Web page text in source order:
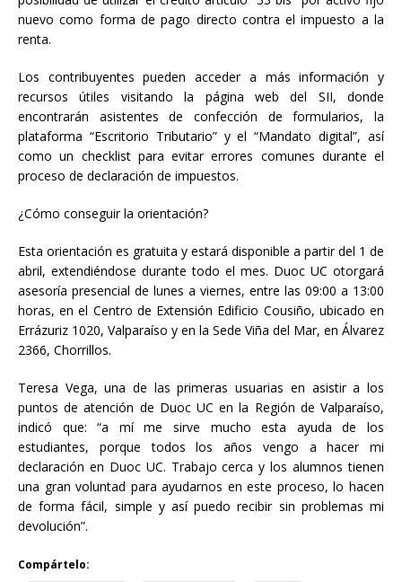
nuevo como forma de pago directo contra el impuesto a la
renta.
Los contribuyentes pueden acceder a más información y
recursos útiles visitando la página web del SII, donde
encontrarán asistentes de confección de formularios, la
plataforma “Escritorio Tributario” y el “Mandato digital”, así
como un checklist para evitar errores comunes durante el
proceso de declaración de impuestos.
¿Cómo conseguir la orientación?
Esta orientación es gratuita y estará disponible a partir del 1 de
abril, extendiéndose durante todo el mes. Duoc UC otorgará
asesoría presencial de lunes a viernes, entre las 09:00 a 13:00
horas, en el Centro de Extensión Edificio Cousiño, ubicado en
Errázuriz 1020, Valparaíso y en la Sede Viña del Mar, en Álvarez
2366, Chorrillos.
Teresa Vega, una de las primeras usuarias en asistir a los
puntos de atención de Duoc UC en la Región de Valparaíso,
indicó que: “a mí me sirve mucho esta ayuda de los
estudiantes, porque todos los años vengo a hacer mi
declaración en Duoc UC. Trabajo cerca y los alumnos tienen
una gran voluntad para ayudarnos en este proceso, lo hacen
de forma fácil, simple y así puedo recibir sin problemas mi
devolución”.
Compártelo: